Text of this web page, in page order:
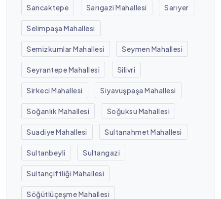
Sancaktepe Sarıgazi Mahallesi Sarıyer
Selimpaşa Mahallesi
Semizkumlar Mahallesi Seymen Mahallesi
Seyrantepe Mahallesi Silivri
Sirkeci Mahallesi Siyavuşpaşa Mahallesi
Soğanlık Mahallesi Soğuksu Mahallesi
Suadiye Mahallesi Sultanahmet Mahallesi
Sultanbeyli Sultangazi
Sultançiftliği Mahallesi
Söğütlüçeşme Mahallesi